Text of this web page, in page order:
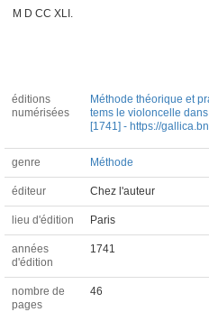
M D CC XLI.
éditions
numérisées
Méthode théorique et
tems le violoncelle
[1741] - https://
genre Méthode
éditeur Chez l'auteur
lieu d'édition Paris
années
d'édition
1741
nombre de
pages
46